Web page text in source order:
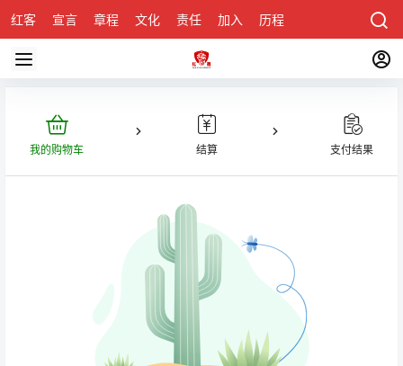
红客 宣言 章程 文化 责任 加入 历程 关于
我的购物车 结算 支付结果